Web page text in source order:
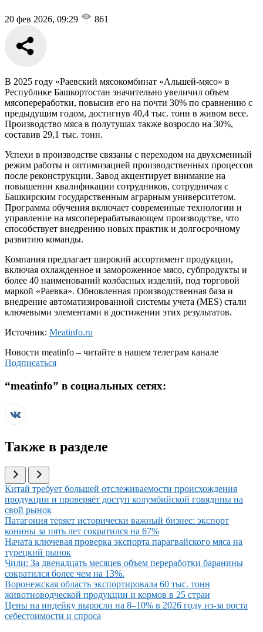
20 фев 2026, 09:29 861
В 2025 году «Раевский мясокомбинат «Альшей-мясо» в
Республике Башкортостан значительно увеличил объем
мясопереработки, повысив его на почти 30% по сравнению с
предыдущим годом, достигнув 40,4 тыс. тонн в живом весе.
Производство мяса в полутушах также возросло на 30%,
составив 29,1 тыс. тонн.
Успехи в производстве связаны с переходом на двухсменный
режим работы и оптимизацией производственных процессов
после реконструкции. Завод акцентирует внимание на
повышении квалификации сотрудников, сотрудничая с
Башкирским государственным аграрным университетом.
Программа обучения включает современные технологии и
управление на мясоперерабатывающем производстве, что
способствует внедрению новых практик и долгосрочному
развитию команды.
Компания предлагает широкий ассортимент продукции,
включая охлажденное и замороженное мясо, субпродукты и
более 40 наименований колбасных изделий, под торговой
маркой «Раевка». Обновленная производственная база и
внедрение автоматизированной системы учета (MES) стали
ключевыми элементами в достижении этих результатов.
Источник: Meatinfo.ru
Новости meatinfo – читайте в нашем телеграм канале
Подписаться
“meatinfo” в социальных сетях:
Также в разделе
Иллюстрация новости
Китай требует большей отслеживаемости происхождения
продукции и проверяет доступ колумбийской говядины на
свой рынок
Иллюстрация новости
Патагония теряет исторически важный бизнес: экспорт
конины за пять лет сократился на 67%
Иллюстрация новости
Начата ключевая проверка экспорта парагвайского мяса на
турецкий рынок
Иллюстрация новости
Чили: За двенадцать месяцев объем переработки баранины
сократился более чем на 13%.
Иллюстрация новости
Воронежская область экспортировала 60 тыс. тонн
животноводческой продукции и кормов в 25 стран
Иллюстрация новости
Цены на индейку выросли на 8–10% в 2026 году из-за роста
себестоимости и спроса